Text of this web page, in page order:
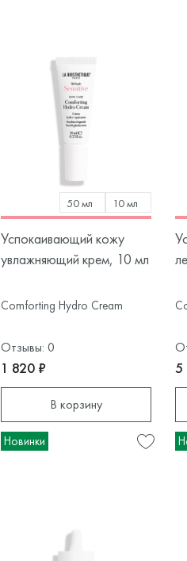
50 мл 10 мл
Успокаивающий кожу
увлажняющий крем, 10 мл
Comforting Hydro Cream
Отзывы: 0
1 820 ₽
В корзину
5
Новинки